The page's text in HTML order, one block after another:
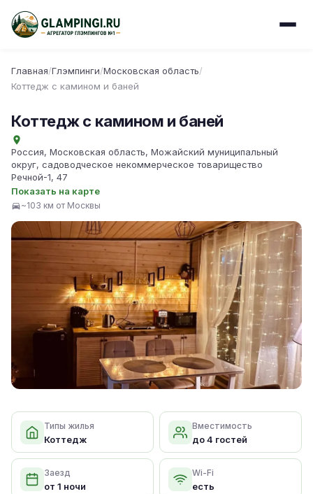
Главная/Глэмпинги/Московская область/
Коттедж с камином и баней
Коттедж с камином и баней
Россия, Московская область, Можайский муниципальный
округ, садоводческое некоммерческое товарищество
Речной-1, 47
Показать на карте
~103 км от Москвы
Типы жилья
Коттедж
Вместимость
до 4 гостей
Заезд
от 1 ночи
Wi-Fi
есть